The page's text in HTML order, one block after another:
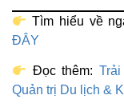
Tìm hiểu về
ĐÂY
Đọc thêm:
Quản trị Du lịch &